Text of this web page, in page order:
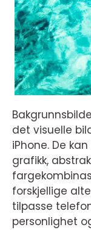
det visuelle
iPhone. De
grafikk,
forskjellige
tilpasse
personlighet